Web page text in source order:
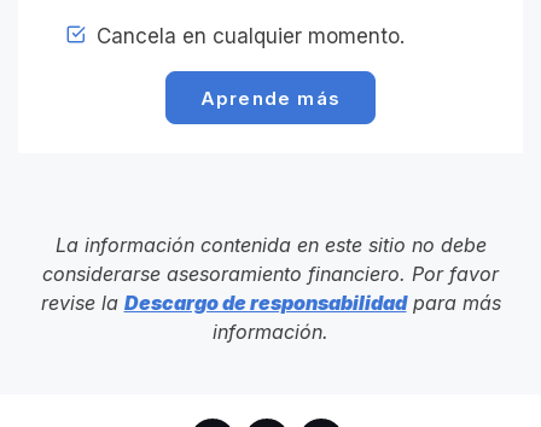
Cancela en cualquier momento.
Aprende más
La información contenida en este sitio no debe
considerarse asesoramiento financiero. Por favor
revise la Descargo de responsabilidadpara más
información.